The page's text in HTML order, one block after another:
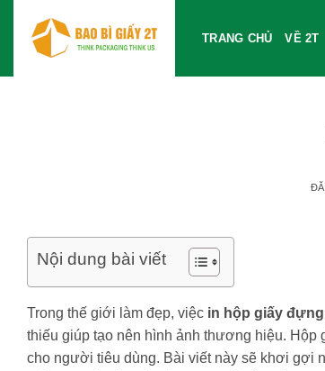
dung
TRANG CHỦ VỀ 2T
Nội dung bài viết
Trong thế giới làm đẹp, việc in hộp giấy
thiếu giúp tạo nên hình ảnh thương hiệu. Hộp
cho người tiêu dùng. Bài viết này sẽ khơi gợi